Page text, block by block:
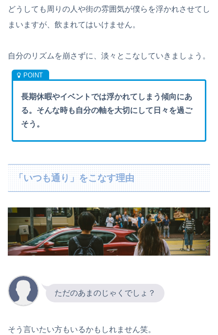
どうしても周りの人や街の雰囲気が僕らを浮かれさせてし
まいますが、飲まれてはいけません。
自分のリズムを崩さずに、淡々とこなしていきましょう。
長期休暇やイベントでは浮かれてしまう傾向にあ
る。そんな時も自分の軸を大切にして日々を過ご
そう。
「いつも通り」をこなす理由
ただのあまのじゃくでしょ？
そう言いたい方もいるかもしれません笑。